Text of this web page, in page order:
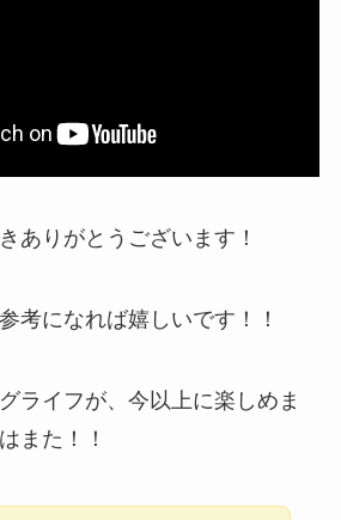
ありがとうございます！
考になれば嬉しいです！！
ライフが、今以上に楽しめま
また！！